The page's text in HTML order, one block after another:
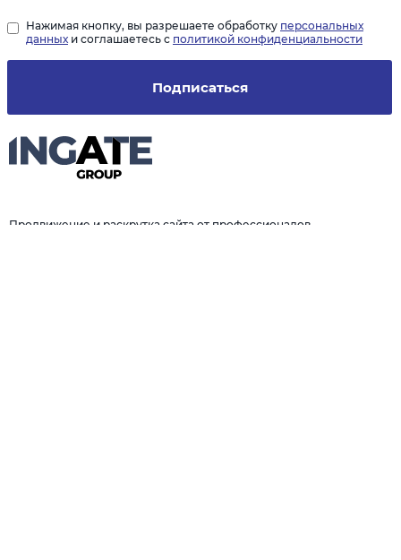
Продвижение и раскрутка сайта от профессионалов
Подписаться
Нажимая кнопку, вы разрешаете обработку персональных
данных и соглашаетесь с политикой конфиденциальности